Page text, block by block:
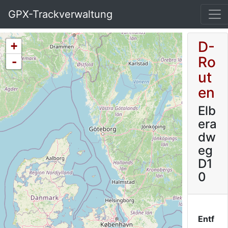
GPX-Trackverwaltung
+
-
D-
Ro
ut
en
Elb
era
dw
eg
D1
0
Entf